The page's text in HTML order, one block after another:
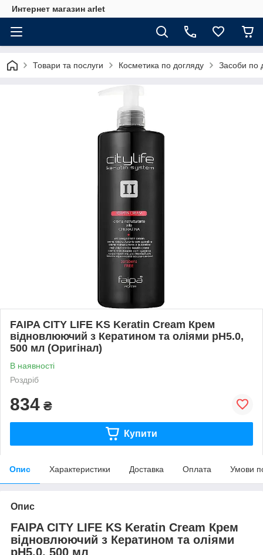
Интернет магазин arlet
Товари та послуги Косметика по догляду Засоби по
FAIPA CITY LIFE KS Keratin Cream Крем
відновлюючий з Кератином та оліями pH5.0,
500 мл (Оригінал)
В наявності
Роздріб
834 ₴
Купити
Опис Характеристики Доставка Оплата Умови
Опис
FAIPA CITY LIFE KS Keratin Cream Крем
відновлюючий з Кератином та оліями
pH5.0, 500 мл